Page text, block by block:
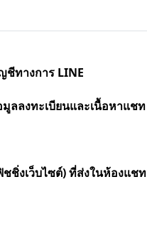
ชีทางการ LINE
ลลงทะเบียนและเนื้อหาแชท
ชิ่งเว็บไซต์) ที่ส่งในห้องแชท